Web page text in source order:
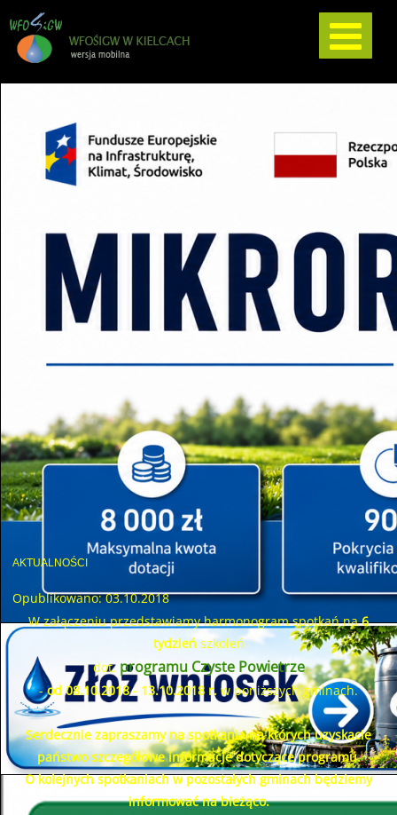
AKTUALNOŚCI
Opublikowano: 03.10.2018
W załączeniu przedstawiamy harmonogram spotkań na6
tydzień szkoleń
dot.programu Czyste Powietrze
-od 08.10.2018 - 13.10.2018 r. w poniższych gminach.
Serdecznie zapraszamy na spotkania na których uzyskacie
państwo szczegółowe informacje dotyczące programu.
O kolejnych spotkaniach w pozostałych gminach będziemy
informować na bieżąco.